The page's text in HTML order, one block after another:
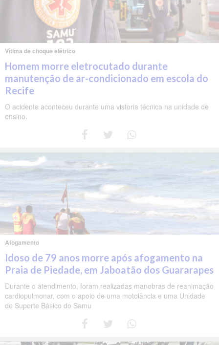
Vítima de choque elétrico
Homem morre eletrocutado durante
manutenção de ar-condicionado em escola do
Recife
O acidente aconteceu durante uma vistoria técnica na unidade de
ensino.
Afogamento
Idoso de 79 anos morre após afogamento na
Praia de Piedade, em Jaboatão dos Guararapes
Durante o atendimento, foram realizadas manobras de reanimação
cardiopulmonar, com o apoio de uma motolância e uma Unidade
de Suporte Básico do Samu